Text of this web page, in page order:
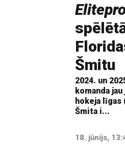
Šmitu
2024. un
komanda
hokeja
Šmita i...
18. jūnijs,